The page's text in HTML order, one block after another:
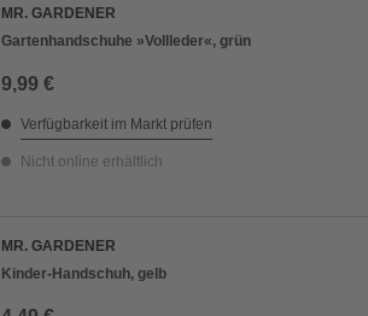
MR. GARDENER
Gartenhandschuhe »Vollleder«, grün
9,99 €
Verfügbarkeit im Markt prüfen
Nicht online erhältlich
MR. GARDENER
Kinder-Handschuh, gelb